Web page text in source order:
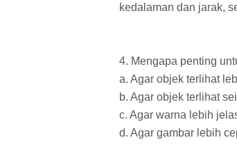
kedalaman dan jarak,
4. Mengapa penting
a. Agar objek terlihat
b. Agar objek terlihat
c. Agar warna lebih
d. Agar gambar lebih